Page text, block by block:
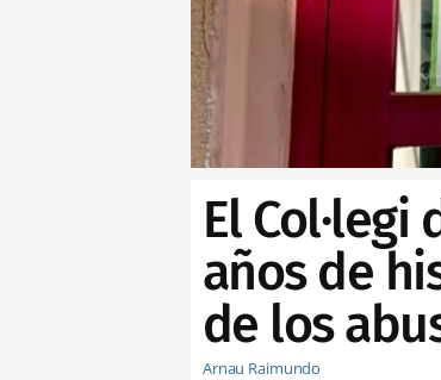
El
años de
de los
Arnau Raimundo